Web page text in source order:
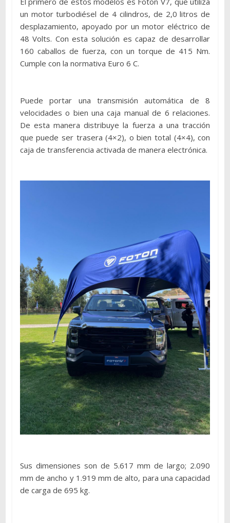
un motor turbodiésel de 4 cilindros, de 2,0 litros de
desplazamiento, apoyado por un motor eléctrico de
48 Volts. Con esta solución es capaz de desarrollar
160 caballos de fuerza, con un torque de 415 Nm.
Cumple con la normativa Euro 6 C.
Puede portar una transmisión automática de 8
velocidades o bien una caja manual de 6 relaciones.
De esta manera distribuye la fuerza a una tracción
que puede ser trasera (4×2), o bien total (4×4), con
caja de transferencia activada de manera electrónica.
Sus dimensiones son de 5.617 mm de largo; 2.090
mm de ancho y 1.919 mm de alto, para una capacidad
de carga de 695 kg.